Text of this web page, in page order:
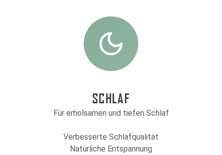
SCHLAF
Für erholsamen und tiefen Schlaf
Verbesserte Schlafqualität
Natürliche Entspannung